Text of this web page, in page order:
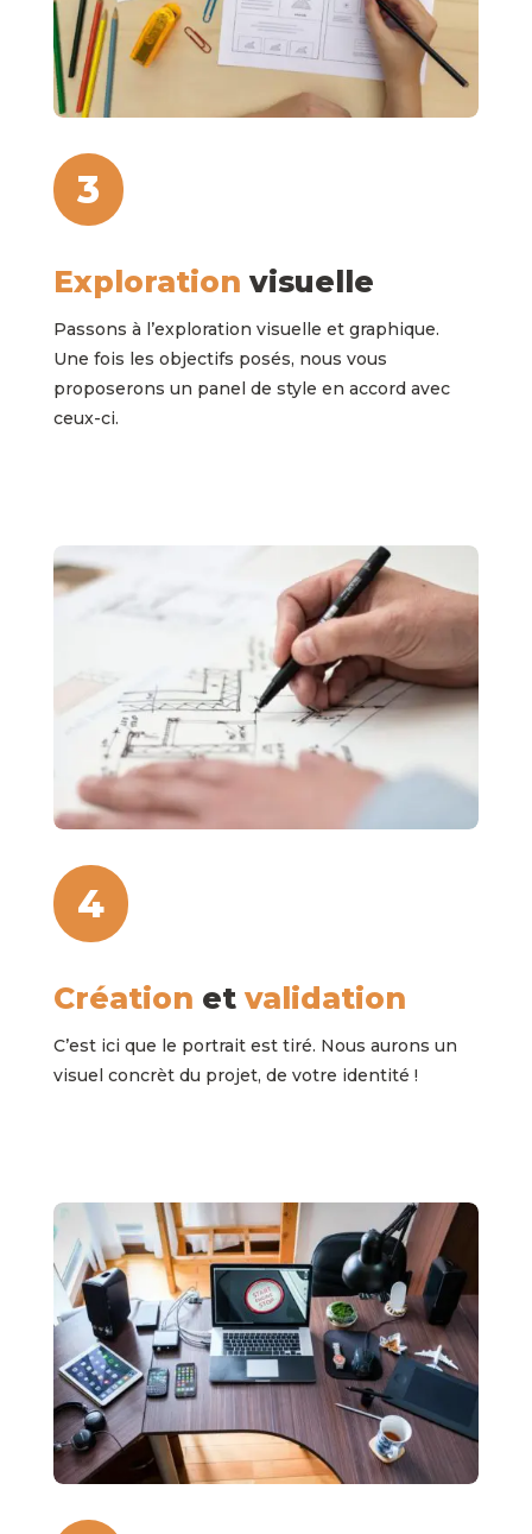
3
Exploration visuelle
Passons à l’exploration visuelle et graphique.
Une fois les objectifs posés, nous vous
proposerons un panel de style en accord avec
ceux-ci.
4
Création et validation
C’est ici que le portrait est tiré. Nous aurons un
visuel concrèt du projet, de votre identité !